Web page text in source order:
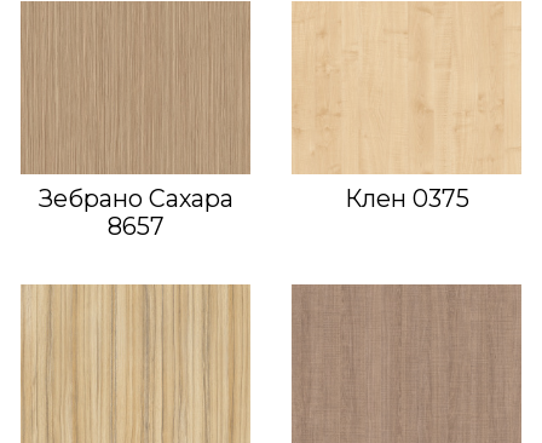
Зебрано Сахара
8657
Клен 0375